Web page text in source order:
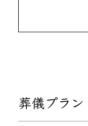
葬儀プラン